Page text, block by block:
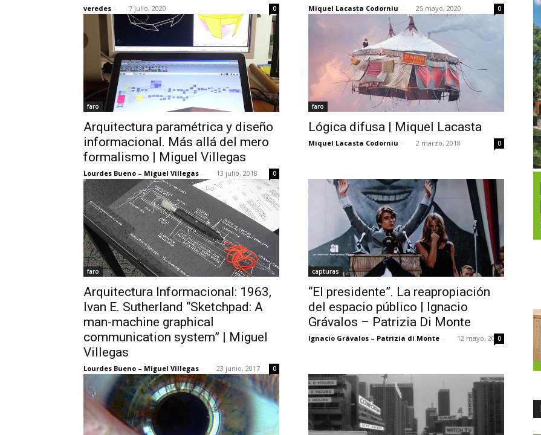
veredes - 7 julio, 2020 0 Miquel Lacasta Codorniu - 25 mayo, 2020 0
faro
Arquitectura paramétrica y diseño
informacional. Más allá del mero
formalismo | Miguel Villegas
Lourdes Bueno – Miguel Villegas - 13 julio, 2018 0
faro
Lógica difusa | Miquel Lacasta
Miquel Lacasta Codorniu - 2 marzo, 2018 0
faro
Arquitectura Informacional: 1963,
Ivan E. Sutherland “Sketchpad: A
man-machine graphical
communication system” | Miguel
Villegas
Lourdes Bueno – Miguel Villegas - 23 junio, 2017 0
capturas
“El presidente”. La reapropiación
del espacio público | Ignacio
Grávalos – Patrizia Di Monte
Ignacio Grávalos – Patrizia di Monte - 12 mayo, 2017
0